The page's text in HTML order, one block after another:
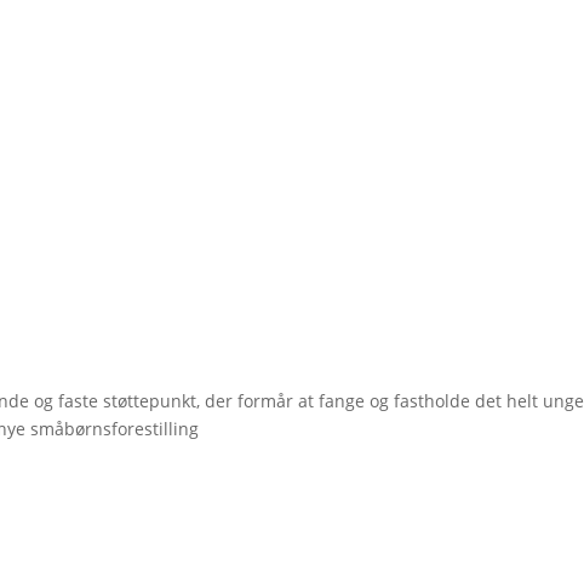
og faste støttepunkt, der formår at fange og fastholde det helt unge
småbørnsforestilling